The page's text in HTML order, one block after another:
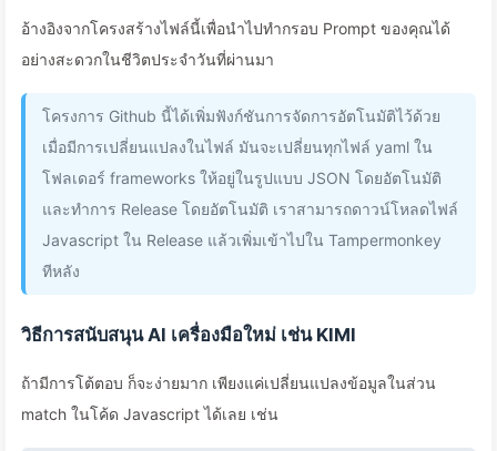
อ้างอิงจากโครงสร้างไฟล์นี้เพื่อนำไปทำกรอบ Prompt ของคุณได้
อย่างสะดวกในชีวิตประจำวันที่ผ่านมา
โครงการ Github นี้ได้เพิ่มฟังก์ชันการจัดการอัตโนมัติไว้ด้วย
เมื่อมีการเปลี่ยนแปลงในไฟล์ มันจะเปลี่ยนทุกไฟล์ yaml ใน
โฟลเดอร์ frameworks ให้อยู่ในรูปแบบ JSON โดยอัตโนมัติ
และทำการ Release โดยอัตโนมัติ เราสามารถดาวน์โหลดไฟล์
Javascript ใน Release แล้วเพิ่มเข้าไปใน Tampermonkey
ทีหลัง
วิธีการสนับสนุน AI เครื่องมือใหม่ เช่น KIMI
ถ้ามีการโต้ตอบ ก็จะง่ายมาก เพียงแค่เปลี่ยนแปลงข้อมูลในส่วน
match ในโค้ด Javascript ได้เลย เช่น